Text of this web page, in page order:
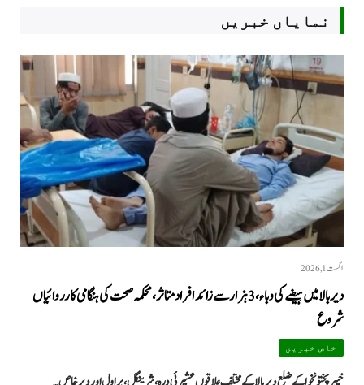
نمایاں خبریں
اگست 1, 2026
دیر بالا میں ہیضے کی وباء، 3 ہزار سے زائد افراد متاثر، محکمہ صحت کی ہنگامی کارروائیاں
شروع
خاص خبریں